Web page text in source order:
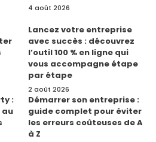
4 août 2026
Lancez votre entreprise
avec succès : découvrez
l’outil 100 % en ligne qui
vous accompagne étape
par étape
2 août 2026
:
au
Démarrer son entreprise :
guide complet pour éviter
les erreurs coûteuses de A
à Z